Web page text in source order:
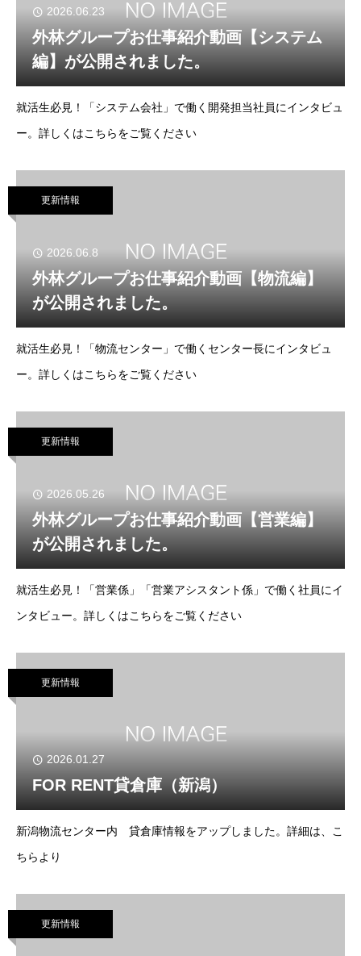
2026.06.23
外林グループお仕事紹介動画【システム
編】が公開されました。
就活生必見！「システム会社」で働く開発担当社員にインタビュ
ー。詳しくはこちらをご覧ください
更新情報
2026.06.8
外林グループお仕事紹介動画【物流編】
が公開されました。
就活生必見！「物流センター」で働くセンター長にインタビュ
ー。詳しくはこちらをご覧ください
更新情報
2026.05.26
外林グループお仕事紹介動画【営業編】
が公開されました。
就活生必見！「営業係」「営業アシスタント係」で働く社員にイ
ンタビュー。詳しくはこちらをご覧ください
更新情報
2026.01.27
FOR RENT貸倉庫（新潟）
新潟物流センター内 貸倉庫情報をアップしました。詳細は、こ
ちらより
更新情報